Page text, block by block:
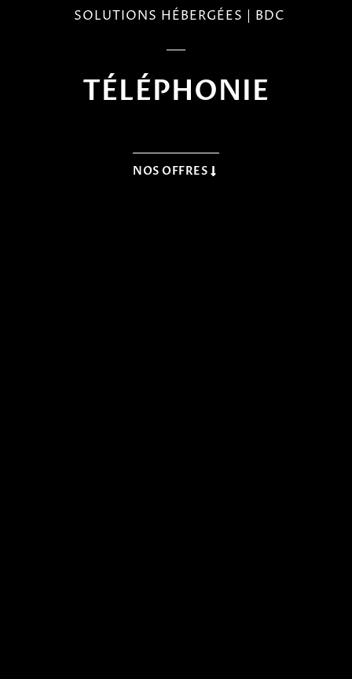
SOLUTIONS HÉBERGÉES | BDC
TÉLÉPHONIE
NOS OFFRES